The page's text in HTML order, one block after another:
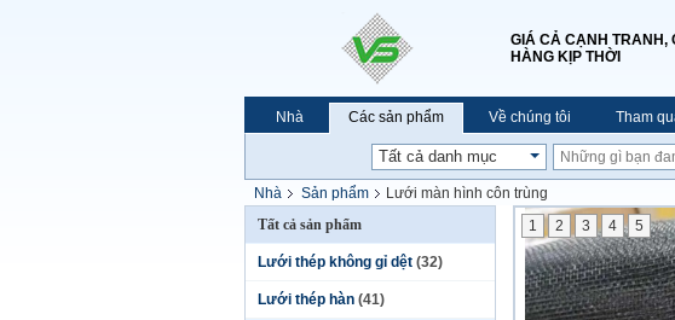
GIÁ CẢ CẠNH TRANH,
HÀNG KỊP THỜI
Nhà Các sản phẩm Về chúng tôi Tham
Nhà Sản phẩm
Lưới màn hình côn trùng
Tất cả sản phẩm
Lưới thép không gỉ dệt (32)
Lưới thép hàn (41)
1 2 3 4 5